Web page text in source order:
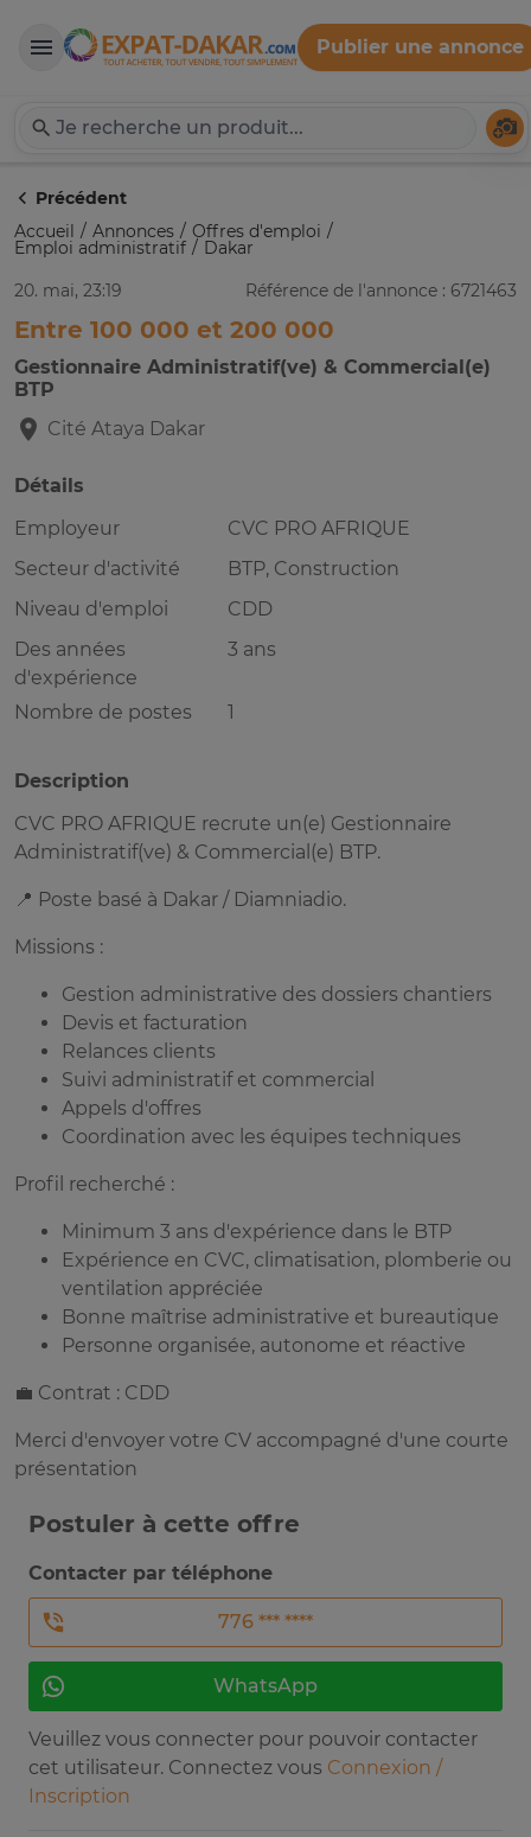
Expat-Dakar
Publier une annonce
Précédent
Accueil
Annonces Offres d'emploi
Emploi administratif
Dakar
20. mai, 23:19
Référence de l'annonce : 6721463
Entre 100 000 et 200 000
Gestionnaire Administratif(ve) & Commercial(e)
BTP
Cité Ataya Dakar
Détails
Employeur
CVC PRO AFRIQUE
Secteur d'activité
BTP, Construction
Niveau d'emploi
CDD
Des années
d'expérience
3 ans
Nombre de postes 1
Description
CVC PRO AFRIQUE recrute un(e) Gestionnaire
Administratif(ve) & Commercial(e) BTP.
📍 Poste basé à Dakar / Diamniadio.
Missions :
Gestion administrative des dossiers chantiers
Devis et facturation
Relances clients
Suivi administratif et commercial
Appels d'offres
Coordination avec les équipes techniques
Profil recherché :
Minimum 3 ans d'expérience dans le BTP
Expérience en CVC, climatisation, plomberie ou
ventilation appréciée
Bonne maîtrise administrative et bureautique
Personne organisée, autonome et réactive
💼 Contrat : CDD
Merci d'envoyer votre CV accompagné d'une courte
présentation
Postuler à cette offre
Contacter par téléphone
776 *** ****
WhatsApp
Veuillez vous connecter pour pouvoir contacter
cet utilisateur. Connectez vous Connexion /
Inscription